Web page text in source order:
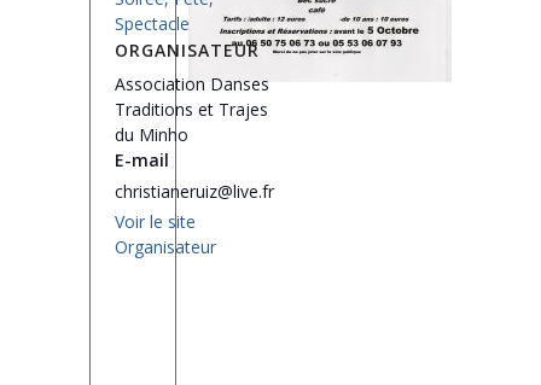
Spectacle
ORGANISATEUR
Association Danses
Traditions et Trajes
du Minho
E-mail
christianeruiz@live.fr
Voir le site
Organisateur